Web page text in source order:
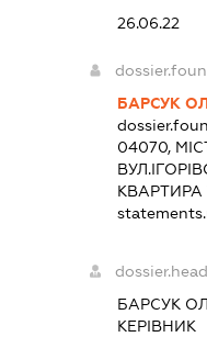
26.06.22
БАРСУК
04070,
КВАРТИРА
БАРСУК
КЕРІВНИК